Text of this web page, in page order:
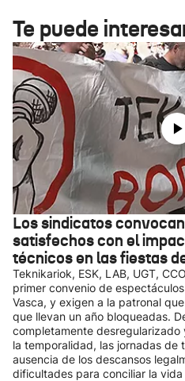
Te puede
Los sindicatos
satisfechos con el
técnicos en las fiestas
Teknikariok, ESK, LAB, UGT,
primer convenio de
Vasca, y exigen a la patronal
que llevan un año bloqueadas.
completamente desregularizado
la temporalidad, las jornadas de
ausencia de los descansos
dificultades para conciliar la